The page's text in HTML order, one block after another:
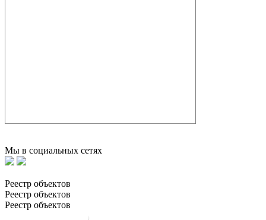
Мы в социальных сетях
Реестр объектов
Реестр объектов
Реестр объектов